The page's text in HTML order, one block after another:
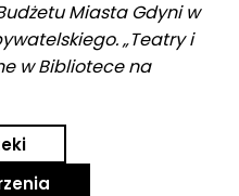
Miasta Gdyni w
„Teatry i
w Bibliotece na